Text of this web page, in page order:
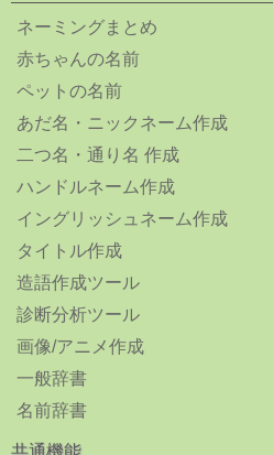
ネーミングまとめ
赤ちゃんの名前
ペットの名前
あだ名・ニックネーム作成
二つ名・通り名 作成
ハンドルネーム作成
イングリッシュネーム作成
タイトル作成
造語作成ツール
診断分析ツール
画像/アニメ作成
一般辞書
名前辞書
共通機能